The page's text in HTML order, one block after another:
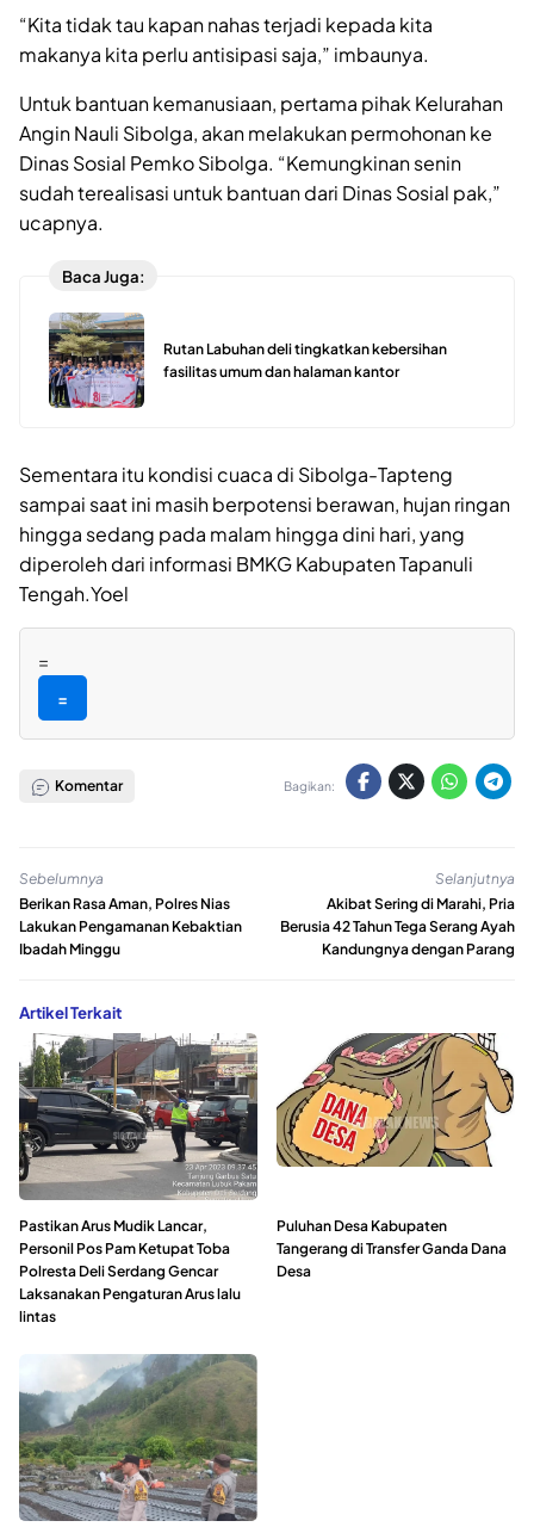
“Kita tidak tau kapan nahas terjadi kepada kita
makanya kita perlu antisipasi saja,” imbaunya.
Untuk bantuan kemanusiaan, pertama pihak Kelurahan
Angin Nauli Sibolga, akan melakukan permohonan ke
Dinas Sosial Pemko Sibolga. “Kemungkinan senin
sudah terealisasi untuk bantuan dari Dinas Sosial pak,”
ucapnya.
Baca Juga:
Rutan Labuhan deli tingkatkan kebersihan
fasilitas umum dan halaman kantor
Sementara itu kondisi cuaca di Sibolga-Tapteng
sampai saat ini masih berpotensi berawan, hujan ringan
hingga sedang pada malam hingga dini hari, yang
diperoleh dari informasi BMKG Kabupaten Tapanuli
Tengah.Yoel
=
=
Komentar Bagikan:
Sebelumnya
Berikan Rasa Aman, Polres Nias
Lakukan Pengamanan Kebaktian
Ibadah Minggu
Selanjutnya
Akibat Sering di Marahi, Pria
Berusia 42 Tahun Tega Serang Ayah
Kandungnya dengan Parang
Artikel Terkait
Pastikan Arus Mudik Lancar,
Personil Pos Pam Ketupat Toba
Polresta Deli Serdang Gencar
Laksanakan Pengaturan Arus lalu
lintas
Puluhan Desa Kabupaten
Tangerang di Transfer Ganda Dana
Desa